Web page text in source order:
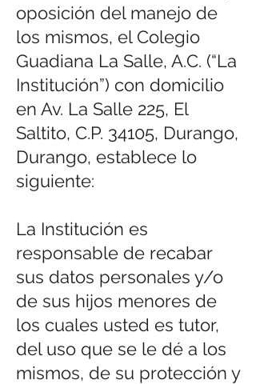
oposición del manejo de
los mismos, el Colegio
Guadiana La Salle, A.C. (“La
Institución”) con domicilio
en Av. La Salle 225, El
Saltito, C.P. 34105, Durango,
Durango, establece lo
siguiente:
La Institución es
responsable de recabar
sus datos personales y/o
de sus hijos menores de
los cuales usted es tutor,
del uso que se le dé a los
mismos, de su protección y